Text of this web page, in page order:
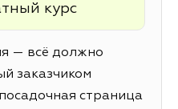
курс
— всё должно
заказчиком
страница